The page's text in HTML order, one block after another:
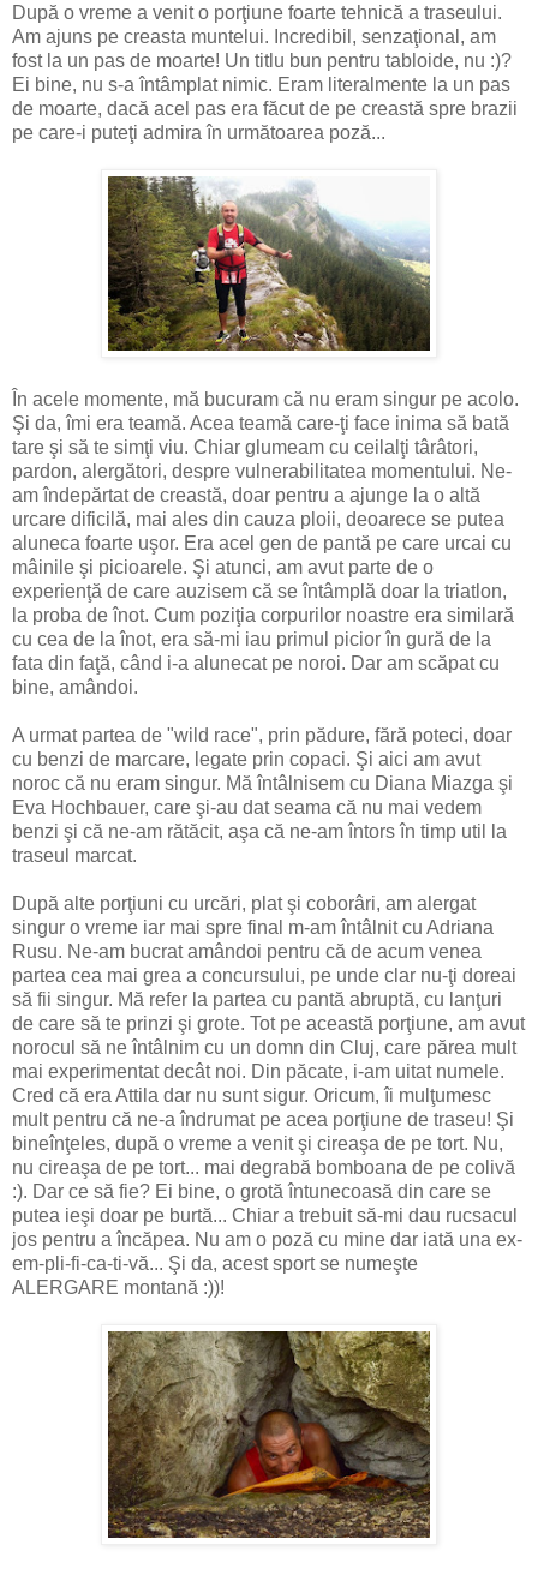
După o vreme a venit o porţiune foarte tehnică a traseului.
Am ajuns pe creasta muntelui. Incredibil, senzaţional, am
fost la un pas de moarte! Un titlu bun pentru tabloide, nu :)?
Ei bine, nu s-a întâmplat nimic. Eram literalmente la un pas
de moarte, dacă acel pas era făcut de pe creastă spre brazii
pe care-i puteţi admira în următoarea poză...
În acele momente, mă bucuram că nu eram singur pe acolo.
Şi da, îmi era teamă. Acea teamă care-ţi face inima să bată
tare şi să te simţi viu. Chiar glumeam cu ceilalţi târâtori,
pardon, alergători, despre vulnerabilitatea momentului. Ne-
am îndepărtat de creastă, doar pentru a ajunge la o altă
urcare dificilă, mai ales din cauza ploii, deoarece se putea
aluneca foarte uşor. Era acel gen de pantă pe care urcai cu
mâinile şi picioarele. Şi atunci, am avut parte de o
experienţă de care auzisem că se întâmplă doar la triatlon,
la proba de înot. Cum poziţia corpurilor noastre era similară
cu cea de la înot, era să-mi iau primul picior în gură de la
fata din faţă, când i-a alunecat pe noroi. Dar am scăpat cu
bine, amândoi.
A urmat partea de "wild race", prin pădure, fără poteci, doar
cu benzi de marcare, legate prin copaci. Şi aici am avut
noroc că nu eram singur. Mă întâlnisem cu Diana Miazga şi
Eva Hochbauer, care şi-au dat seama că nu mai vedem
benzi şi că ne-am rătăcit, aşa că ne-am întors în timp util la
traseul marcat.
După alte porţiuni cu urcări, plat şi coborâri, am alergat
singur o vreme iar mai spre final m-am întâlnit cu Adriana
Rusu. Ne-am bucrat amândoi pentru că de acum venea
partea cea mai grea a concursului, pe unde clar nu-ţi doreai
să fii singur. Mă refer la partea cu pantă abruptă, cu lanţuri
de care să te prinzi şi grote. Tot pe această porţiune, am avut
norocul să ne întâlnim cu un domn din Cluj, care părea mult
mai experimentat decât noi. Din păcate, i-am uitat numele.
Cred că era Attila dar nu sunt sigur. Oricum, îi mulţumesc
mult pentru că ne-a îndrumat pe acea porţiune de traseu! Şi
bineînţeles, după o vreme a venit şi cireaşa de pe tort. Nu,
nu cireaşa de pe tort... mai degrabă bomboana de pe colivă
:). Dar ce să fie? Ei bine, o grotă întunecoasă din care se
putea ieşi doar pe burtă... Chiar a trebuit să-mi dau rucsacul
jos pentru a încăpea. Nu am o poză cu mine dar iată una ex-
em-pli-fi-ca-ti-vă... Şi da, acest sport se numeşte
ALERGARE montană :))!